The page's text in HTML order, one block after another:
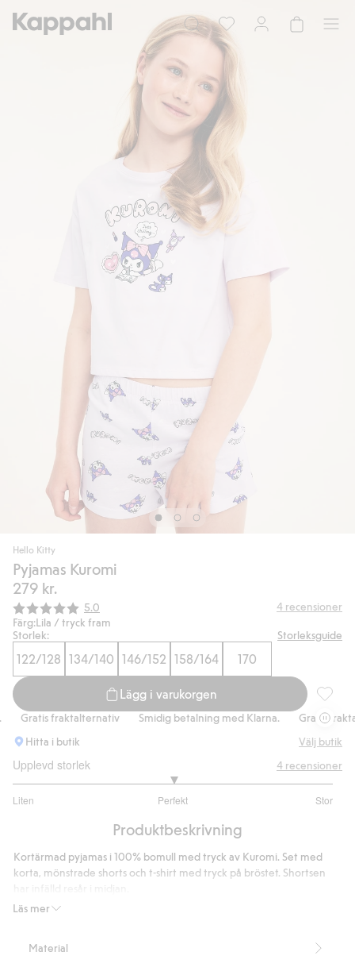
Hello Kitty
Pyjamas Kuromi
279 kr.
Snittbetyg:
5.0 4 recensioner
Färg:Lila / tryck fram
Storlek:
Storleksguide
122/128 134/140 146/152 158/164 170
Lägg i varukorgen
Gratis fraktalternativ Smidig betalning med Klarna.
Gratis
Hitta i butik
Välj butik
Upplevd storlek
Liten Perfekt Stor
utav
4
betyg
4 recensioner
Produktbeskrivning
Läs mer
Kortärmad pyjamas i 100% bomull med tryck av Kuromi. Set med
korta, mönstrade shorts och t-shirt med tryck på bröstet. Shortsen
Artikelnummer
Material